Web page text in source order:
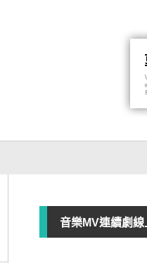
音樂MV連續劇